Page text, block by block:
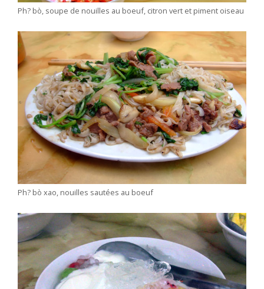
Ph? bò, soupe de nouilles au boeuf, citron vert et piment oiseau
Ph? bò xao, nouilles sautées au boeuf